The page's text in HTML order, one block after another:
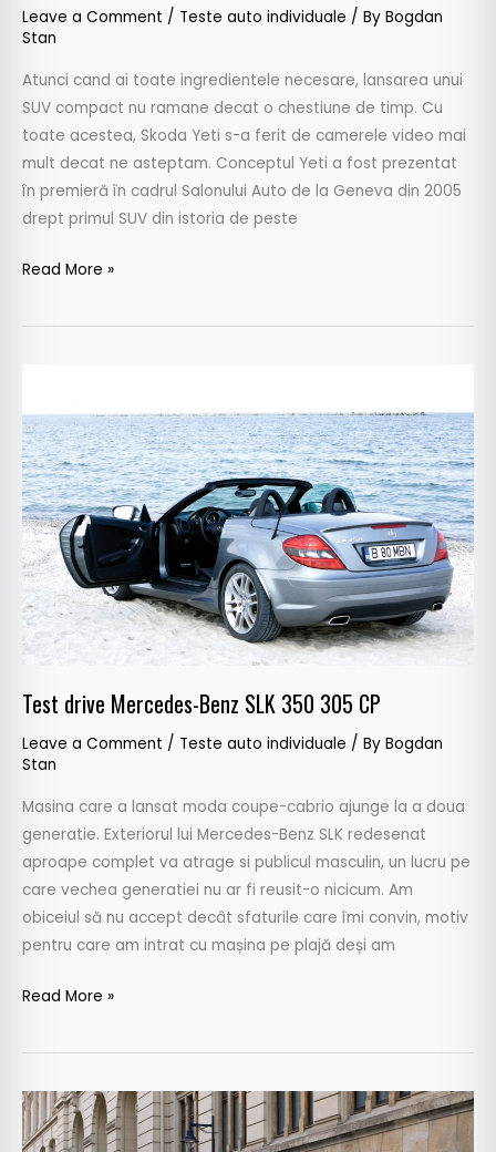
Leave a Comment / Teste auto individuale / By Bogdan
Stan
Atunci cand ai toate ingredientele necesare, lansarea unui
SUV compact nu ramane decat o chestiune de timp. Cu
toate acestea, Skoda Yeti s-a ferit de camerele video mai
mult decat ne asteptam. Conceptul Yeti a fost prezentat
în premieră în cadrul Salonului Auto de la Geneva din 2005
drept primul SUV din istoria de peste
Read More »
Test drive Mercedes-Benz SLK 350 305 CP
Leave a Comment / Teste auto individuale / By Bogdan
Stan
Masina care a lansat moda coupe-cabrio ajunge la a doua
generatie. Exteriorul lui Mercedes-Benz SLK redesenat
aproape complet va atrage si publicul masculin, un lucru pe
care vechea generatiei nu ar fi reusit-o nicicum. Am
obiceiul să nu accept decât sfaturile care îmi convin, motiv
pentru care am intrat cu mașina pe plajă deși am
Mercedes-
Benz
SLK
350
305
CP
Read More »
Test
drive